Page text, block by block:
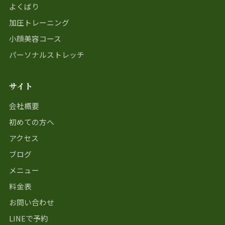
よくばり
加圧トレーニング
小顔美容コース
パーソナルストレッチ
サイト
会社概要
初めての方へ
アクセス
ブログ
メニュー
料金表
お問い合わせ
LINEで予約